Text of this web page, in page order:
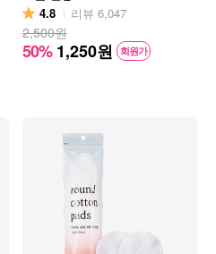
4.8 리뷰 6,047
2,500원
50% 1,250원 회원가